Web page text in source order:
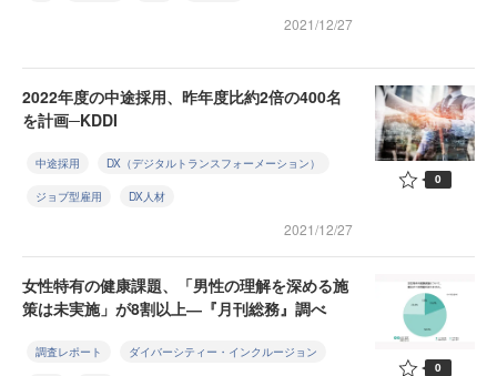
2021/12/27
2022年度の中途採用、昨年度比約2倍の400名
を計画─KDDI
中途採用 DX（デジタルトランスフォーメーション）
ジョブ型雇用 DX人材
2021/12/27
0
女性特有の健康課題、「男性の理解を深める施
策は未実施」が8割以上―『月刊総務』調べ
調査レポート ダイバーシティー・インクルージョン
0